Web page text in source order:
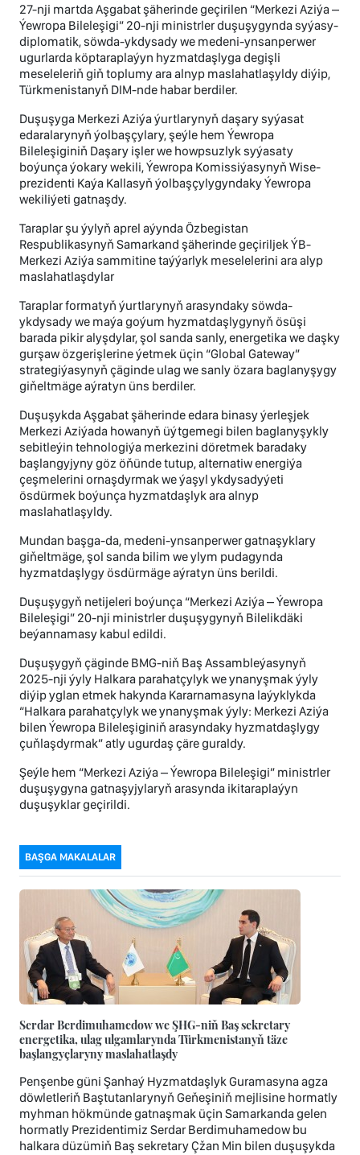
27-nji martda Aşgabat şäherinde geçirilen “Merkezi Aziýa –
Ýewropa Bileleşigi” 20-nji ministrler duşuşygynda syýasy-
diplomatik, söwda-ykdysady we medeni-ynsanperwer
ugurlarda köptaraplaýyn hyzmatdaşlyga degişli
meseleleriň giň toplumy ara alnyp maslahatlaşyldy diýip,
Türkmenistanyň DIM-nde habar berdiler.
Duşuşyga Merkezi Aziýa ýurtlarynyň daşary syýasat
edaralarynyň ýolbaşçylary, şeýle hem Ýewropa
Bileleşiginiň Daşary işler we howpsuzlyk syýasaty
boýunça ýokary wekili, Ýewropa Komissiýasynyň Wise-
prezidenti Kaýa Kallasyň ýolbaşçylygyndaky Ýewropa
wekiliýeti gatnaşdy.
Taraplar şu ýylyň aprel aýynda Özbegistan
Respublikasynyň Samarkand şäherinde geçiriljek ÝB-
Merkezi Aziýa sammitine taýýarlyk meselelerini ara alyp
maslahatlaşdylar
Taraplar formatyň ýurtlarynyň arasyndaky söwda-
ykdysady we maýa goýum hyzmatdaşlygynyň ösüşi
barada pikir alyşdylar, şol sanda sanly, energetika we daşky
gurşaw özgerişlerine ýetmek üçin “Global Gateway”
strategiýasynyň çäginde ulag we sanly özara baglanyşygy
giňeltmäge aýratyn üns berdiler.
Duşuşykda Aşgabat şäherinde edara binasy ýerleşjek
Merkezi Aziýada howanyň üýtgemegi bilen baglanyşykly
sebitleýin tehnologiýa merkezini döretmek baradaky
başlangyjyny göz öňünde tutup, alternatiw energiýa
çeşmelerini ornaşdyrmak we ýaşyl ykdysadyýeti
ösdürmek boýunça hyzmatdaşlyk ara alnyp
maslahatlaşyldy.
Mundan başga-da, medeni-ynsanperwer gatnaşyklary
giňeltmäge, şol sanda bilim we ylym pudagynda
hyzmatdaşlygy ösdürmäge aýratyn üns berildi.
Duşuşygyň netijeleri boýunça “Merkezi Aziýa – Ýewropa
Bileleşigi” 20-nji ministrler duşuşygynyň Bilelikdäki
beýannamasy kabul edildi.
Duşuşygyň çäginde BMG-niň Baş Assambleýasynyň
2025-nji ýyly Halkara parahatçylyk we ynanyşmak ýyly
diýip yglan etmek hakynda Kararnamasyna laýyklykda
“Halkara parahatçylyk we ynanyşmak ýyly: Merkezi Aziýa
bilen Ýewropa Bileleşiginiň arasyndaky hyzmatdaşlygy
çuňlaşdyrmak” atly ugurdaş çäre guraldy.
Şeýle hem “Merkezi Aziýa – Ýewropa Bileleşigi” ministrler
duşuşygyna gatnaşyjylaryň arasynda ikitaraplaýyn
duşuşyklar geçirildi.
BAŞGA MAKALALAR
Serdar Berdimuhamedow we ŞHG-niň Baş sekretary
energetika, ulag ulgamlarynda Türkmenistanyň täze
başlangyçlaryny maslahatlaşdy
Penşenbe güni Şanhaý Hyzmatdaşlyk Guramasyna agza
döwletleriň Baştutanlarynyň Geňeşiniň mejlisine hormatly
myhman hökmünde gatnaşmak üçin Samarkanda gelen
hormatly Prezidentimiz Serdar Berdimuhamedow bu
halkara düzümiň Baş sekretary Çžan Min bilen duşuşykda